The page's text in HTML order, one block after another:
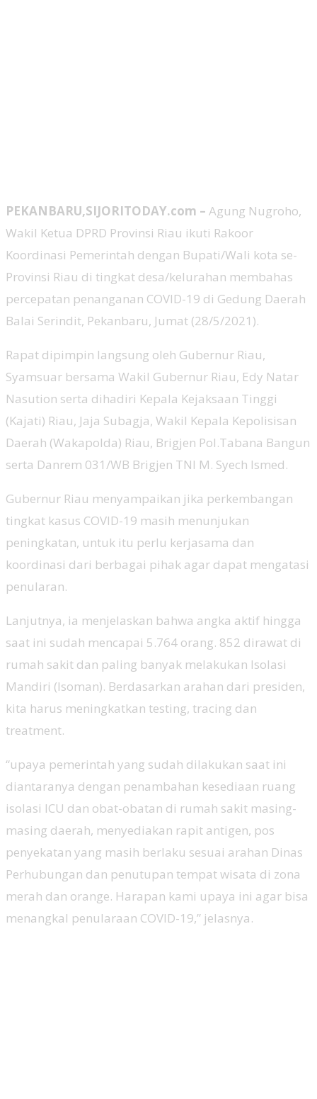
PEKANBARU,SIJORITODAY.com – Agung Nugroho,
Wakil Ketua DPRD Provinsi Riau ikuti Rakoor
Koordinasi Pemerintah dengan Bupati/Wali kota se-
Provinsi Riau di tingkat desa/kelurahan membahas
percepatan penanganan COVID-19 di Gedung Daerah
Balai Serindit, Pekanbaru, Jumat (28/5/2021).
Rapat dipimpin langsung oleh Gubernur Riau,
Syamsuar bersama Wakil Gubernur Riau, Edy Natar
Nasution serta dihadiri Kepala Kejaksaan Tinggi
(Kajati) Riau, Jaja Subagja, Wakil Kepala Kepolisisan
Daerah (Wakapolda) Riau, Brigjen Pol.Tabana Bangun
serta Danrem 031/WB Brigjen TNI M. Syech Ismed.
Gubernur Riau menyampaikan jika perkembangan
tingkat kasus COVID-19 masih menunjukan
peningkatan, untuk itu perlu kerjasama dan
koordinasi dari berbagai pihak agar dapat mengatasi
penularan.
Lanjutnya, ia menjelaskan bahwa angka aktif hingga
saat ini sudah mencapai 5.764 orang. 852 dirawat di
rumah sakit dan paling banyak melakukan Isolasi
Mandiri (Isoman). Berdasarkan arahan dari presiden,
kita harus meningkatkan testing, tracing dan
treatment.
“upaya pemerintah yang sudah dilakukan saat ini
diantaranya dengan penambahan kesediaan ruang
isolasi ICU dan obat-obatan di rumah sakit masing-
masing daerah, menyediakan rapit antigen, pos
penyekatan yang masih berlaku sesuai arahan Dinas
Perhubungan dan penutupan tempat wisata di zona
merah dan orange. Harapan kami upaya ini agar bisa
menangkal penularaan COVID-19,” jelasnya.